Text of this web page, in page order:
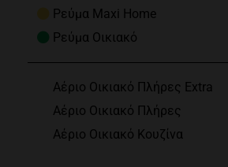
Ρεύμα Maxi Home
Ρεύμα Οικιακό
Αέριο Οικιακό Πλήρες Extra
Αέριο Οικιακό Πλήρες
Αέριο Οικιακό Κουζίνα